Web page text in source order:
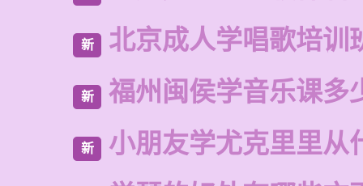
新 北京成人学唱歌培训
新 福州闽侯学音乐课多
新
小朋友学尤克里里从